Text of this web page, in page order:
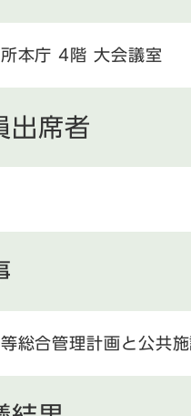
本庁 4階 大会議室
出席者
総合管理計画と公共